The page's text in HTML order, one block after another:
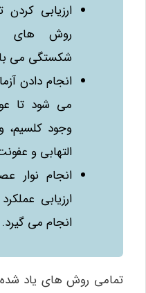
ارزیابی کردن
روش‌ های
شکستگی می‌
انجام دادن
می‌ شود تا
وجود کلسیم،
التهابی و
انجام نوار
ارزیابی
انجام می‌ گیرد.
تمامی روش‌ های یاد